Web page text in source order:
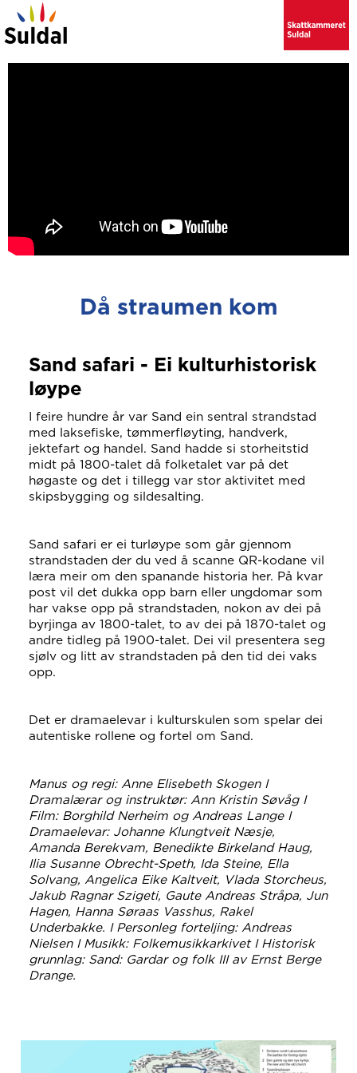
Då straumen kom
Sand safari - Ei kulturhistorisk
løype
I feire hundre år var Sand ein sentral strandstad
med laksefiske, tømmerfløyting, handverk,
jektefart og handel. Sand hadde si storheitstid
midt på 1800-talet då folketalet var på det
høgaste og det i tillegg var stor aktivitet med
skipsbygging og sildesalting.
Sand safari er ei turløype som går gjennom
strandstaden der du ved å scanne QR-kodane vil
læra meir om den spanande historia her. På kvar
post vil det dukka opp barn eller ungdomar som
har vakse opp på strandstaden, nokon av dei på
byrjinga av 1800-talet, to av dei på 1870-talet og
andre tidleg på 1900-talet. Dei vil presentera seg
sjølv og litt av strandstaden på den tid dei vaks
opp.
Det er dramaelevar i kulturskulen som spelar dei
autentiske rollene og fortel om Sand.
Manus og regi: Anne Elisebeth Skogen I
Dramalærar og instruktør: Ann Kristin Søvåg I
Film: Borghild Nerheim og Andreas Lange I
Dramaelevar: Johanne Klungtveit Næsje,
Amanda Berekvam, Benedikte Birkeland Haug,
Ilia Susanne Obrecht-Speth, Ida Steine, Ella
Solvang, Angelica Eike Kaltveit, Vlada Storcheus,
Jakub Ragnar Szigeti, Gaute Andreas Stråpa, Jun
Hagen, Hanna Søraas Vasshus, Rakel
Underbakke. I Personleg forteljing: Andreas
Nielsen I Musikk: Folkemusikkarkivet I Historisk
grunnlag: Sand: Gardar og folk III av Ernst Berge
Drange.